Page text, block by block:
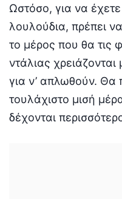
Ωστόσο, για να
λουλούδια, πρέπει
το μέρος που θα τις
ντάλιας
για ν’ απλωθούν. Θα
τουλάχιστο μισή
δέχονται